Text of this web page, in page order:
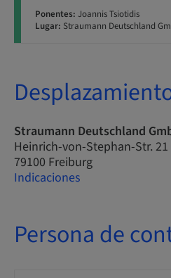
Ponentes: Joannis Tsiotidis
Lugar: Straumann Deutschland
Straumann Deutschland
Heinrich-von-Stephan-Str. 21
79100 Freiburg
Indicaciones
Persona de